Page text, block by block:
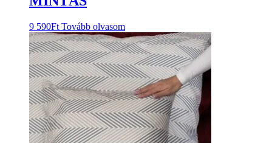
9 590Ft Tovább olvasom